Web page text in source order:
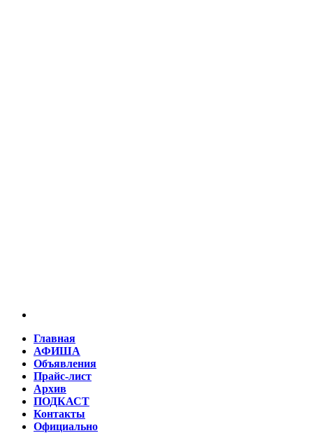
Главная
АФИША
Объявления
Прайс-лист
Архив
ПОДКАСТ
Контакты
Официально